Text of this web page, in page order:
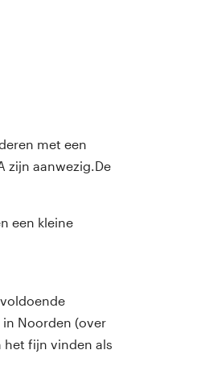
met een
zijn aanwezig.De
een kleine
in Noorden (over
het fijn vinden als